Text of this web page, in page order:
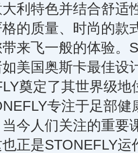
利特色并结合舒适
的质量、时尚的款
来飞一般的体验。
美国奥斯卡最佳设
奠定了其世界级
专注于足部
今人们关注的重要
正是STONEFLY